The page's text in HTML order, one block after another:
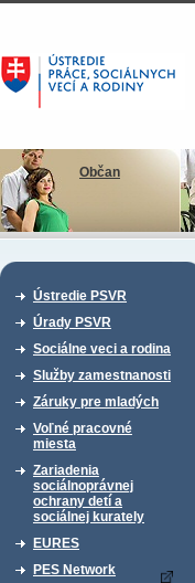
Občan
Ústredie PSVR
Úrady PSVR
Sociálne veci a rodina
Služby zamestnanosti
Záruky pre mladých
Voľné pracovné
miesta
Zariadenia
sociálnoprávnej
ochrany detí a
sociálnej kurately
EURES
PES Network